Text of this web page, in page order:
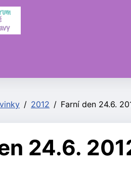
2012 Farní den 24.6.
24.6.